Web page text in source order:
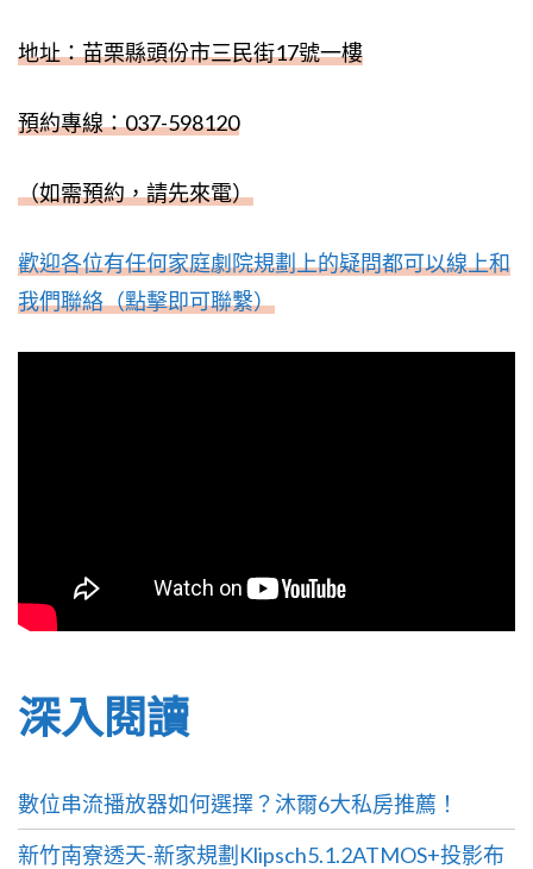
地址：苗栗縣頭份市三民街17號一樓
預約專線：037-598120
（如需預約，請先來電）
歡迎各位有任何家庭劇院規劃上的疑問都可以線上和
我們聯絡（點擊即可聯繫）
深入閱讀
數位串流播放器如何選擇？沐爾6大私房推薦！
新竹南寮透天-新家規劃Klipsch5.1.2ATMOS+投影布